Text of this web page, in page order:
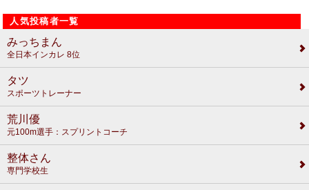
人気投稿者一覧
みっちまん
全日本インカレ 8位
タツ
スポーツトレーナー
荒川優
元100m選手：スプリントコーチ
整体さん
専門学校生